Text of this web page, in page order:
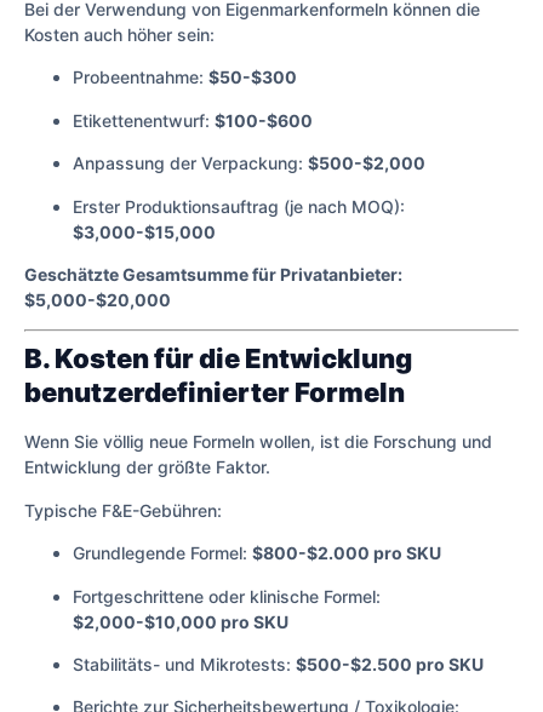
Bei der Verwendung von Eigenmarkenformeln können die
Kosten auch höher sein:
Probeentnahme: $50-$300
Etikettenentwurf: $100-$600
Anpassung der Verpackung: $500-$2,000
Erster Produktionsauftrag (je nach MOQ):
$3,000-$15,000
Geschätzte Gesamtsumme für Privatanbieter:
$5,000-$20,000
B. Kosten für die Entwicklung
benutzerdefinierter Formeln
Wenn Sie völlig neue Formeln wollen, ist die Forschung und
Entwicklung der größte Faktor.
Typische F&E-Gebühren:
Grundlegende Formel: $800-$2.000 pro SKU
Fortgeschrittene oder klinische Formel:
$2,000-$10,000 pro SKU
Stabilitäts- und Mikrotests: $500-$2.500 pro SKU
Berichte zur Sicherheitsbewertung / Toxikologie: